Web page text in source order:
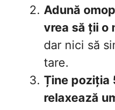
Adună
vrea să ții o
dar nici să
tare.
Ține poziția
relaxează